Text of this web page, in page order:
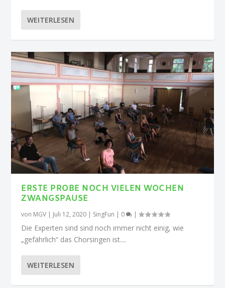
WEITERLESEN
ERSTE PROBE NOCH VIELEN WOCHEN
ZWANGSPAUSE
von MGV | Juli 12, 2020 | SingFun | 0 |
Die Experten sind sind noch immer nicht einig, wie
„gefährlich“ das Chorsingen ist....
WEITERLESEN